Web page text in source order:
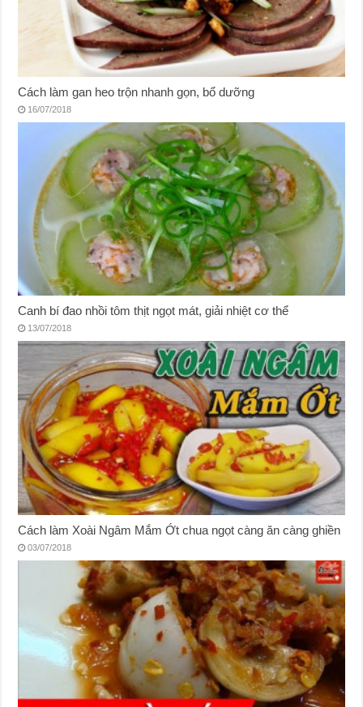
Cách làm gan heo trộn nhanh gọn, bổ dưỡng
16/07/2018
Canh bí đao nhồi tôm thịt ngọt mát, giải nhiệt cơ thể
13/07/2018
Cách làm Xoài Ngâm Mắm Ớt chua ngọt càng ăn càng ghiền
03/07/2018